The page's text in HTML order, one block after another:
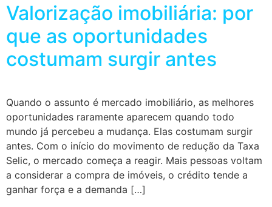
Valorização imobiliária: por
que as oportunidades
costumam surgir antes
Quando o assunto é mercado imobiliário, as melhores
oportunidades raramente aparecem quando todo
mundo já percebeu a mudança. Elas costumam surgir
antes. Com o início do movimento de redução da Taxa
Selic, o mercado começa a reagir. Mais pessoas voltam
a considerar a compra de imóveis, o crédito tende a
ganhar força e a demanda […]